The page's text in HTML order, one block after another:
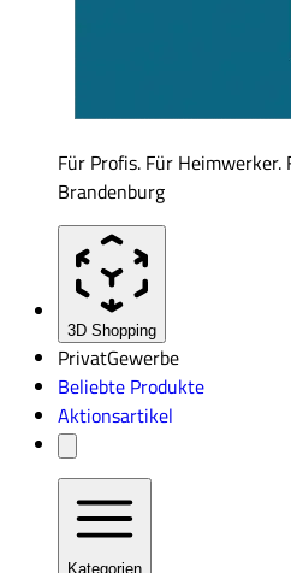
Für Profis. Für
Brandenburg
3D Shopping
PrivatGewerbe
Beliebte Produkte
Aktionsartikel
Kategorien